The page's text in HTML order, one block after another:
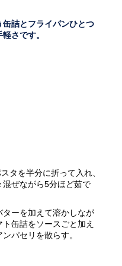
詰とフライパンひとつ
さです。
タを半分に折って入れ、
ぜながら5分ほど茹で
ーを加えて溶かしなが
缶詰をソースごと加え
パセリを散らす。